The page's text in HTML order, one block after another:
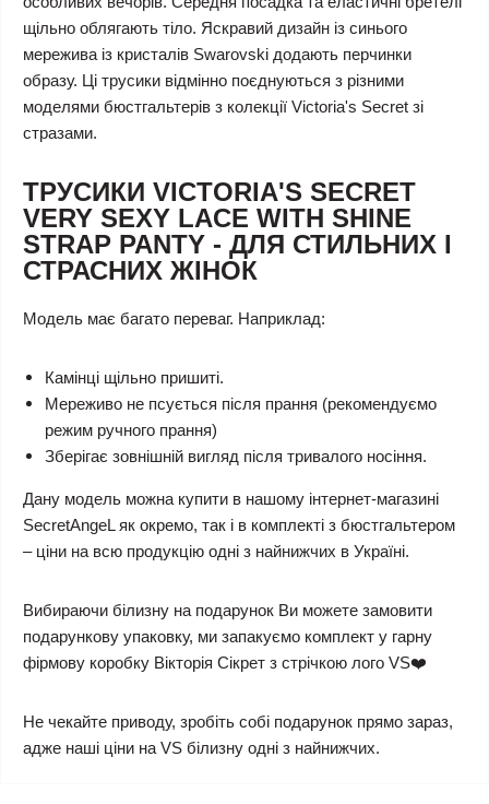
щільно облягають тіло. Яскравий дизайн із синього
мережива із кристалів Swarovski додають перчинки
образу. Ці трусики відмінно поєднуються з різними
моделями бюстгальтерів з колекції Victoria's Secret зі
стразами.
ТРУСИКИ VICTORIA'S SECRET
VERY SEXY LACE WITH SHINE
STRAP PANTY - ДЛЯ СТИЛЬНИХ І
СТРАСНИХ ЖІНОК
Модель має багато переваг. Наприклад:
Камінці щільно пришиті.
Мереживо не псується після прання (рекомендуємо
режим ручного прання)
Зберігає зовнішній вигляд після тривалого носіння.
Дану модель можна купити в нашому інтернет-магазині
SecretAngeL як окремо, так і в комплекті з бюстгальтером
– ціни на всю продукцію одні з найнижчих в Україні.
Вибираючи білизну на подарунок Ви можете замовити
подарункову упаковку, ми запакуємо комплект у гарну
фірмову коробку Вікторія Сікрет з стрічкою лого VS❤️
Не чекайте приводу, зробіть собі подарунок прямо зараз,
адже наші ціни на VS білизну одні з найнижчих.